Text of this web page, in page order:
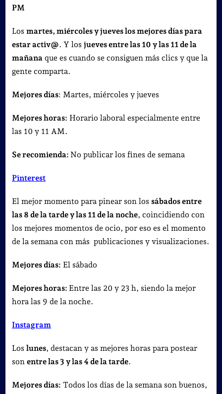
PM
Los martes, miércoles y jueves los mejores días para
estar activ@. Y los jueves entre las 10 y las 11 de la
mañanaque es cuando se consiguen más clics y que la
gente comparta.
Mejores días: Martes, miércoles y jueves
Mejores horas: Horario laboral especialmente entre
las 10 y 11 AM.
Se recomienda: No publicar los fines de semana
Pinterest
El mejor momento para pinear son los sábados entre
las 8 de la tarde y las 11 de la noche, coincidiendo con
los mejores momentos de ocio, por eso es el momento
de la semana con más publicaciones y visualizaciones.
Mejores días: El sábado
Mejores horas: Entre las 20 y 23 h, siendo la mejor
hora las 9 de la noche.
Instagram
Los lunes, destacan y as mejores horas para postear
son entre las 3 y las 4 de la tarde.
Mejores días: Todos los días de la semana son buenos,